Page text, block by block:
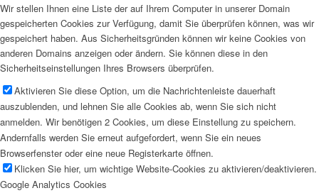
Wir stellen Ihnen eine Liste der auf Ihrem Computer in unserer Domain
gespeicherten Cookies zur Verfügung, damit Sie überprüfen können, was wir
gespeichert haben. Aus Sicherheitsgründen können wir keine Cookies von
anderen Domains anzeigen oder ändern. Sie können diese in den
Sicherheitseinstellungen Ihres Browsers überprüfen.
Aktivieren Sie diese Option, um die Nachrichtenleiste dauerhaft
auszublenden, und lehnen Sie alle Cookies ab, wenn Sie sich nicht
anmelden. Wir benötigen 2 Cookies, um diese Einstellung zu speichern.
Andernfalls werden Sie erneut aufgefordert, wenn Sie ein neues
Browserfenster oder eine neue Registerkarte öffnen.
Klicken Sie hier, um wichtige Website-Cookies zu aktivieren/deaktivieren.
Google Analytics Cookies